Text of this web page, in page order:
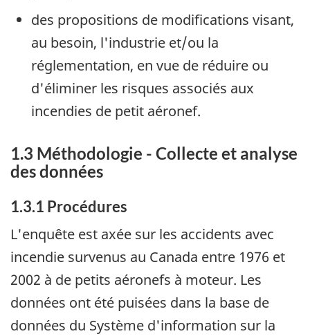
des propositions de modifications visant,
au besoin, l'industrie et/ou la
réglementation, en vue de réduire ou
d'éliminer les risques associés aux
incendies de petit aéronef.
1.3 Méthodologie - Collecte et analyse
des données
1.3.1 Procédures
L'enquête est axée sur les accidents avec
incendie survenus au Canada entre 1976 et
2002 à de petits aéronefs à moteur. Les
données ont été puisées dans la base de
données du Système d'information sur la